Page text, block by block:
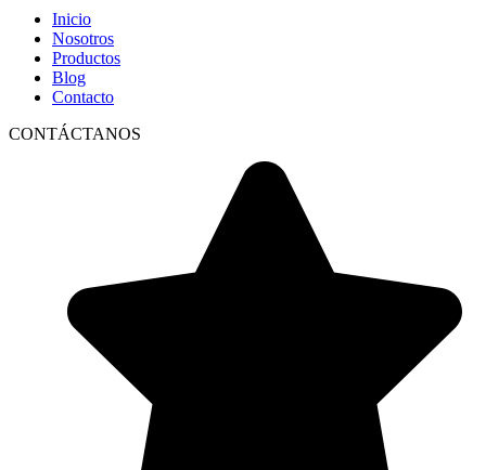
Inicio
Nosotros
Productos
Blog
Contacto
CONTÁCTANOS